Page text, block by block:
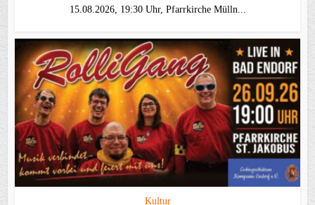
15.08.2026, 19:30 Uhr, Pfarrkirche Mülln...
Kultur